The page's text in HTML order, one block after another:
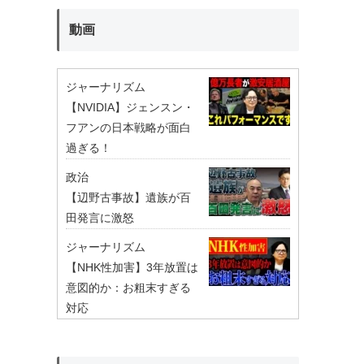
動画
ジャーナリズム
【NVIDIA】ジェンスン・
フアンの日本戦略が面白
過ぎる！
政治
【辺野古事故】遺族が百
田発言に激怒
ジャーナリズム
【NHK性加害】3年放置は
意図的か：お粗末すぎる
対応